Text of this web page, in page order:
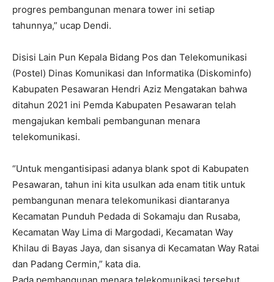
progres pembangunan menara tower ini setiap
tahunnya,” ucap Dendi.
Disisi Lain Pun Kepala Bidang Pos dan Telekomunikasi
(Postel) Dinas Komunikasi dan Informatika (Diskominfo)
Kabupaten Pesawaran Hendri Aziz Mengatakan bahwa
ditahun 2021 ini Pemda Kabupaten Pesawaran telah
mengajukan kembali pembangunan menara
telekomunikasi.
“Untuk mengantisipasi adanya blank spot di Kabupaten
Pesawaran, tahun ini kita usulkan ada enam titik untuk
pembangunan menara telekomunikasi diantaranya
Kecamatan Punduh Pedada di Sokamaju dan Rusaba,
Kecamatan Way Lima di Margodadi, Kecamatan Way
Khilau di Bayas Jaya, dan sisanya di Kecamatan Way Ratai
dan Padang Cermin,” kata dia.